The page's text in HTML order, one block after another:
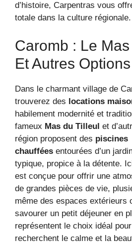
d’histoire, Carpentras vous
totale dans la culture régionale.
Caromb : Le
Et Autres Options
Dans le charmant village de
trouverez des locations
habilement modernité et
fameux Mas du Tilleul et
région proposent des piscines
chauffées entourées d’un
typique, propice à la détente.
est conçue pour offrir une
de grandes pièces de vie,
même des espaces extérieurs
savourer un petit déjeuner en
représentent le choix idéal
recherchent le calme et la